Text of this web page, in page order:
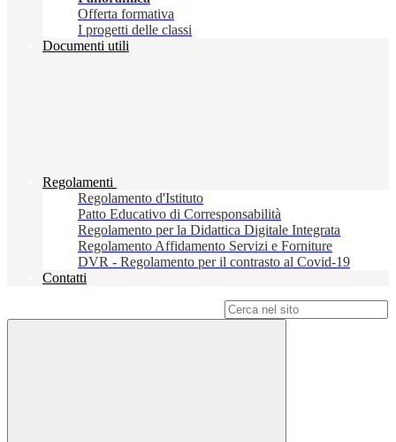
Offerta formativa
I progetti delle classi
Documenti utili
Regolamenti
Regolamento d'Istituto
Patto Educativo di Corresponsabilità
Regolamento per la Didattica Digitale Integrata
Regolamento Affidamento Servizi e Forniture
DVR - Regolamento per il contrasto al Covid-19
Contatti